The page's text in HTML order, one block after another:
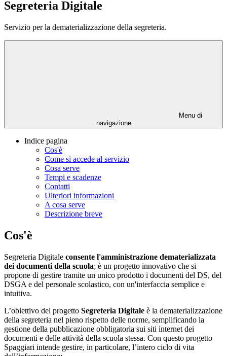
Segreteria Digitale
Servizio per la dematerializzazione della segreteria.
Menu di
navigazione
Indice pagina
Cos'è
Come si accede al servizio
Cosa serve
Tempi e scadenze
Contatti
Ulteriori informazioni
A cosa serve
Descrizione breve
Cos'è
Segreteria Digitale consente l'amministrazione dematerializzata
dei documenti della scuola; è un progetto innovativo che si
propone di gestire tramite un unico prodotto i documenti del DS, del
DSGA e del personale scolastico, con un'interfaccia semplice e
intuitiva.
L’obiettivo del progetto Segreteria Digitale è la dematerializzazione
della segreteria nel pieno rispetto delle norme, semplificando la
gestione della pubblicazione obbligatoria sui siti internet dei
documenti e delle attività della scuola stessa. Con questo progetto
Spaggiari intende gestire, in particolare, l’intero ciclo di vita